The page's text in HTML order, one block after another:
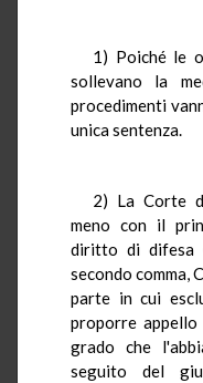
1) Poiché le
sollevano la
procedimenti
unica sentenza.
2) La Corte
meno con il
diritto di difesa
secondo comma,
parte in cui
proporre appello
grado che
seguito del